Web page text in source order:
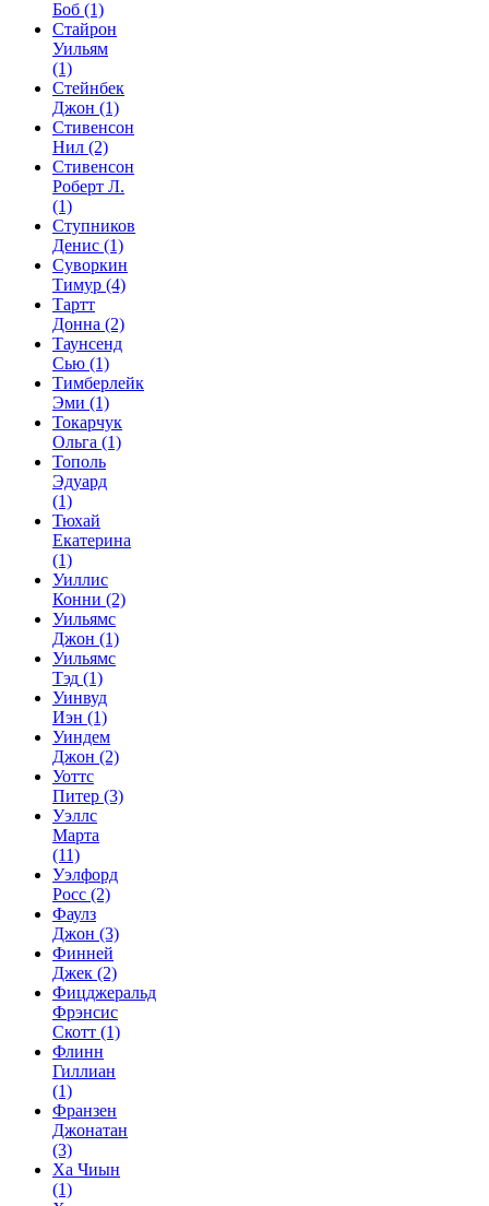
Боб (1)
Стайрон
Уильям
(1)
Стейнбек
Джон (1)
Стивенсон
Нил (2)
Стивенсон
Роберт Л.
(1)
Ступников
Денис (1)
Суворкин
Тимур (4)
Тартт
Донна (2)
Таунсенд
Сью (1)
Тимберлейк
Эми (1)
Токарчук
Ольга (1)
Тополь
Эдуард
(1)
Тюхай
Екатерина
(1)
Уиллис
Конни (2)
Уильямс
Джон (1)
Уильямс
Тэд (1)
Уинвуд
Иэн (1)
Уиндем
Джон (2)
Уоттс
Питер (3)
Уэллс
Марта
(11)
Уэлфорд
Росс (2)
Фаулз
Джон (3)
Финней
Джек (2)
Фицджеральд
Фрэнсис
Скотт (1)
Флинн
Гиллиан
(1)
Франзен
Джонатан
(3)
Ха Чиын
(1)